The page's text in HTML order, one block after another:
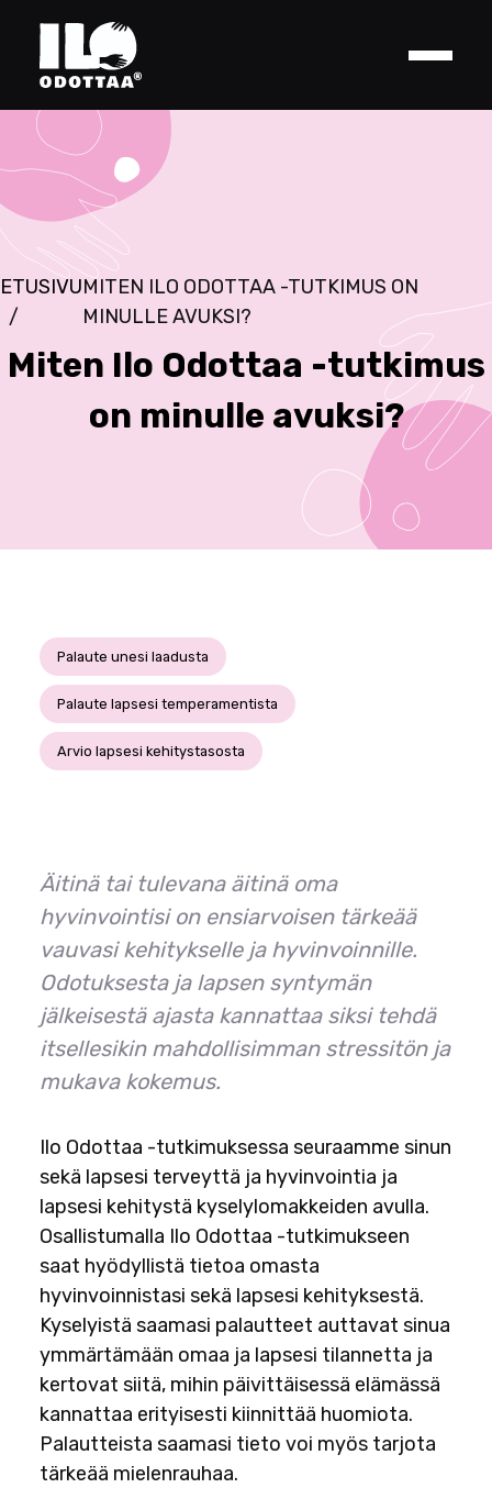
content
ETUSIVUMITEN ILO ODOTTAA -TUTKIMUS ON
MINULLE AVUKSI?
Miten Ilo Odottaa -tutkimus
on minulle avuksi?
Palaute unesi laadusta
Palaute lapsesi temperamentista
Arvio lapsesi kehitystasosta
Äitinä tai tulevana äitinä oma
hyvinvointisi on ensiarvoisen tärkeää
vauvasi kehitykselle ja hyvinvoinnille.
Odotuksesta ja lapsen syntymän
jälkeisestä ajasta kannattaa siksi tehdä
itsellesikin mahdollisimman stressitön ja
mukava kokemus.
Ilo Odottaa -tutkimuksessa seuraamme sinun
sekä lapsesi terveyttä ja hyvinvointia ja
lapsesi kehitystä kyselylomakkeiden avulla.
Osallistumalla Ilo Odottaa -tutkimukseen
saat hyödyllistä tietoa omasta
hyvinvoinnistasi sekä lapsesi kehityksestä.
Kyselyistä saamasi palautteet auttavat sinua
ymmärtämään omaa ja lapsesi tilannetta ja
kertovat siitä, mihin päivittäisessä elämässä
kannattaa erityisesti kiinnittää huomiota.
Palautteista saamasi tieto voi myös tarjota
tärkeää mielenrauhaa.